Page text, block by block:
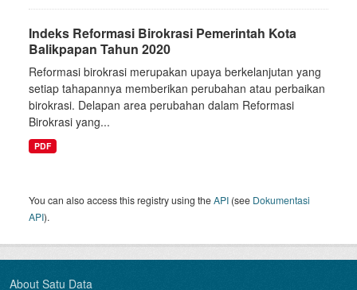
Indeks Reformasi Birokrasi Pemerintah Kota
Balikpapan Tahun 2020
Reformasi birokrasi merupakan upaya berkelanjutan yang
setiap tahapannya memberikan perubahan atau perbaikan
birokrasi. Delapan area perubahan dalam Reformasi
Birokrasi yang...
PDF
You can also access this registry using theAPI (see Dokumentasi
API).
About Satu Data